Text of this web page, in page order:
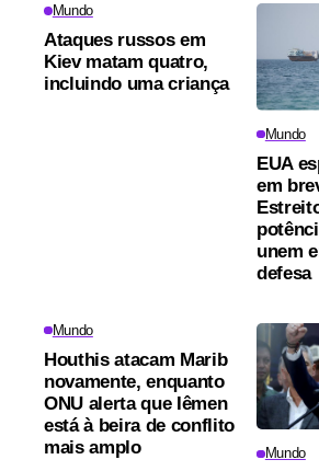
Mundo
Ataques russos em
Kiev matam quatro,
incluindo uma criança
Mundo
EUA
em
unem
defesa
Mundo
Houthis atacam Marib
novamente, enquanto
ONU alerta que Iêmen
está à beira de conflito
mais amplo
Mundo